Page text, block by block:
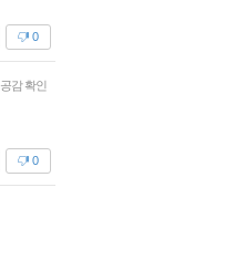
0
공감 확인
0